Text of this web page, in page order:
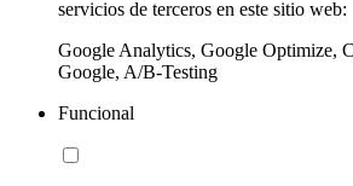
servicios de terceros en este sitio web:
Google Analytics, Google Optimize,
Google, A/B-Testing
Funcional